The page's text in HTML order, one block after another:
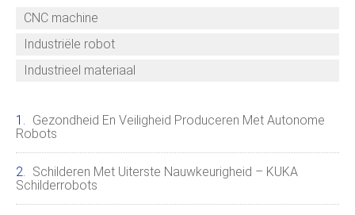
CNC machine
Industriële robot
Industrieel materiaal
Gezondheid En Veiligheid Produceren Met Autonome
Robots
Schilderen Met Uiterste Nauwkeurigheid – KUKA
Schilderrobots